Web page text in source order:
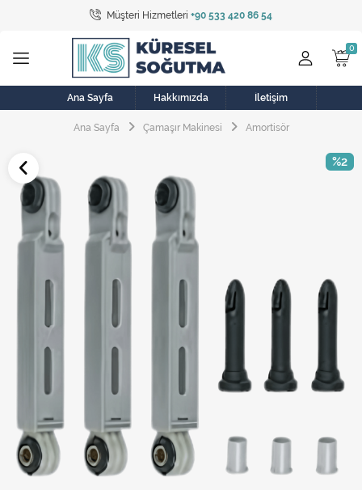
Müşteri Hizmetleri +90 533 420 86 54
Tüm Kategoriler
Bulaşık Makinesi
Buzdolabı
Çamaşır Kurutma Makinesi
Doğalgaz Sobası
Elektrikli Aksamlar
Kireç Önleme Ve Temizlik
Kombi
Ana Sayfa Hakkımızda İletişim
Ana Sayfa Çamaşır Makinesi Amortisör
%2